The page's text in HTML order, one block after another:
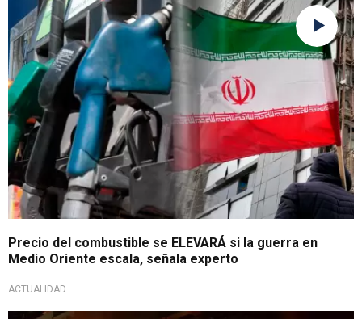
Precio del combustible se ELEVARÁ si la guerra en
Medio Oriente escala, señala experto
ACTUALIDAD